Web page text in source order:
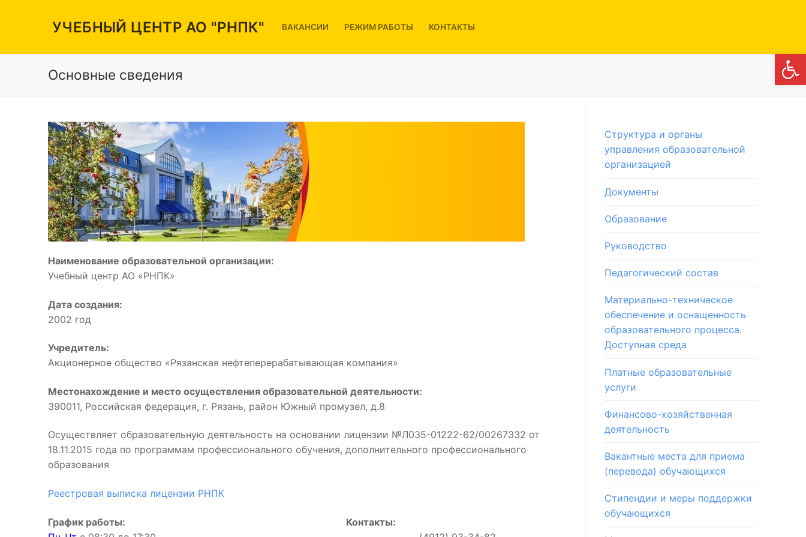
УЧЕБНЫЙ ЦЕНТР АО "РНПК" ВАКАНСИИ РЕЖИМ РАБОТЫ КОНТАКТЫ
Вакансии
Режим работы
Контакты
Основные сведения
Наименование образовательной организации:
Учебный центр АО «РНПК»
Дата создания:
2002 год
Учредитель:
Акционерное общество «Рязанская нефтеперерабатывающая компания»
Местонахождение и место осуществления образовательной деятельности:
390011, Российская федерация, г. Рязань, район Южный промузел, д.8
Осуществляет образовательную деятельность на основании лицензии №Л035-01222-62/00267332 от
18.11.2015 года по программам профессионального обучения, дополнительного профессионального
образования
Реестровая выписка лицензии РНПК
График работы: Контакты:
Структура и органы
управления образовательной
организацией
Документы
Образование
Руководство
Педагогический состав
Материально-техническое
обеспечение и оснащенность
образовательного процесса.
Доступная среда
Платные образовательные
услуги
Финансово-хозяйственная
деятельность
Вакантные места для приема
(перевода) обучающихся
Стипендии и меры поддержки
обучающихся